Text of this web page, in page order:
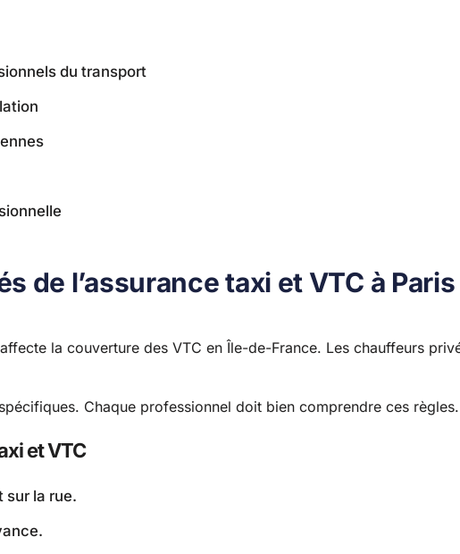
du transport
de l’assurance taxi et VTC à Paris
la couverture des VTC en Île-de-France. Les chauffeurs
Chaque professionnel doit bien comprendre ces règles.
et VTC
sur la rue.